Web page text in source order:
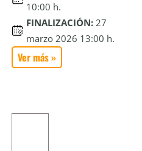
10:00 h.
FINALIZACIÓN: 27
marzo 2026 13:00 h.
Ver más »